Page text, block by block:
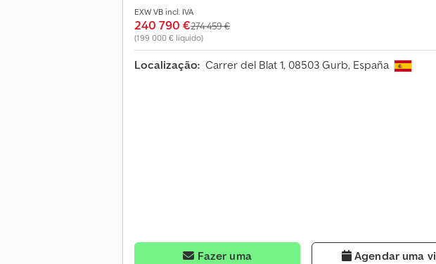
EXW VB incl. IVA
240 790 €274 459 €
(199 000 € líquido)
Localização: Carrer del Blat 1, 08503 Gurb, España
Agendar uma visita para